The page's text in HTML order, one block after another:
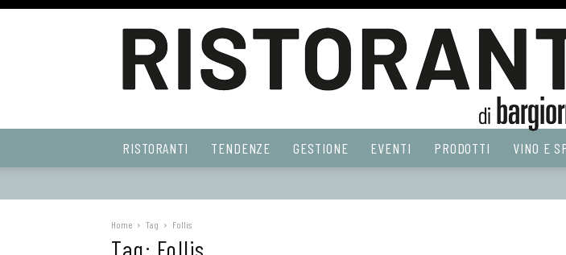
Web
RISTORANTI TENDENZE GESTIONE EVENTI PRODOTTI VINO E
Home Tag Follis
Tag: Follis